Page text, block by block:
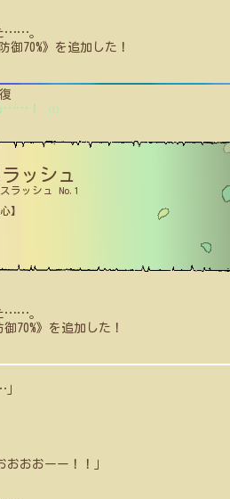
……。
御70%》 を追加した！
…… ！ (1)
ッシュ
ラッシュ No.1
】
……。
70%》 を追加した！
おおおーー！！」